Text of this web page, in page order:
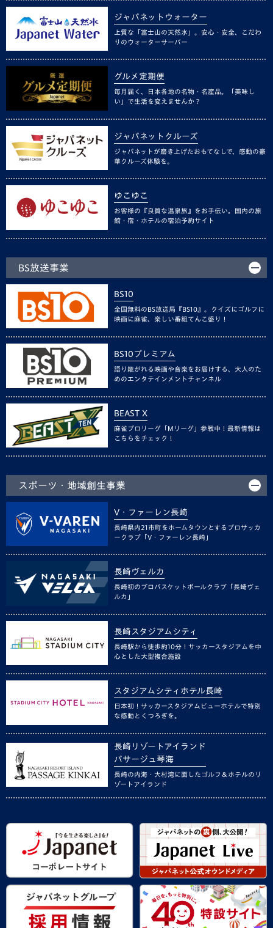
ジャパネットウォーター
上質な「富士山の天然水」。安心・安全、こだわ
りのウォーターサーバー
グルメ定期便
毎月届く、日本各地の名物・名産品。「美味し
い」で生活を変えませんか？
ジャパネットクルーズ
ジャパネットが磨き上げたおもてなしで、感動の豪
華クルーズ体験を。
ゆこゆこ
お客様の『良質な温泉旅』をお手伝い。国内の旅
館・宿・ホテルの宿泊予約サイト
BS放送事業
BS10
全国無料のBS放送局『BS10』。クイズにゴルフに
映画に麻雀、楽しい番組てんこ盛り！
BS10プレミアム
語り継がれる映画や音楽をお届けする、大人のた
めのエンタテインメントチャンネル
BEAST X
麻雀プロリーグ「Mリーグ」参戦中！最新情報は
こちらをチェック！
スポーツ・地域創生事業
V・ファーレン長崎
長崎県内21市町をホームタウンとするプロサッカ
ークラブ「V・ファーレン長崎」
長崎ヴェルカ
長崎初のプロバスケットボールクラブ「長崎ヴェ
ルカ」
長崎スタジアムシティ
長崎駅から徒歩約10分！サッカースタジアムを中
心とした大型複合施設
スタジアムシティホテル長崎
日本初！サッカースタジアムビューホテルで特別
な感動とくつろぎを。
長崎リゾートアイランド
パサージュ琴海
長崎の内海・大村湾に面したゴルフ＆ホテルのリ
ゾートアイランド